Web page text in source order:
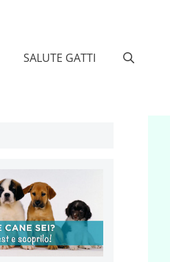
SALUTE GATTI